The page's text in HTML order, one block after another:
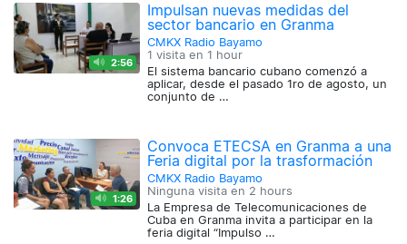
2:56
Impulsan nuevas medidas del
sector bancario en Granma
CMKX Radio Bayamo
1 visita en 1 hour
El sistema bancario cubano comenzó a
aplicar, desde el pasado 1ro de agosto, un
conjunto de …
1:26
Convoca ETECSA en Granma a una
Feria digital por la trasformación
CMKX Radio Bayamo
Ninguna visita en 2 hours
La Empresa de Telecomunicaciones de
Cuba en Granma invita a participar en la
feria digital “Impulso …